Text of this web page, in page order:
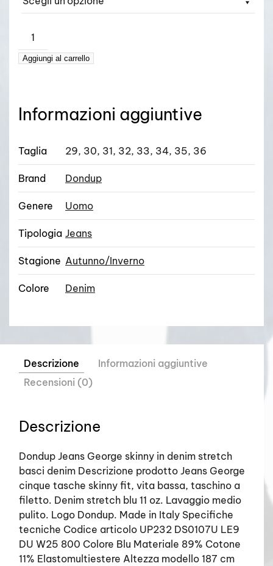
DONDUP
–
GEORGE
Aggiungi al carrello
Informazioni aggiuntive
Taglia 29, 30, 31, 32, 33, 34, 35, 36
Brand Dondup
Genere Uomo
Tipologia Jeans
Stagione Autunno/Inverno
Colore Denim
Descrizione
Informazioni aggiuntive
Recensioni (0)
Descrizione
Dondup Jeans George skinny in denim stretch
basci denim Descrizione prodotto Jeans George
cinque tasche skinny fit, vita bassa, taschino a
filetto. Denim stretch blu 11 oz. Lavaggio medio
pulito. Logo Dondup. Made in Italy Specifiche
tecniche Codice articolo UP232 DS0107U LE9
DU W25 800 Colore Blu Materiale 89% Cotone
11% Elastomultiestere Altezza modello 187 cm